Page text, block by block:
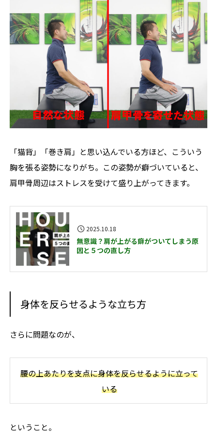
「猫背」「巻き肩」と思い込んでいる方ほど、こういう
胸を張る姿勢になりがち。この姿勢が癖づいていると、
肩甲骨周辺はストレスを受けて盛り上がってきます。
2025.10.18
無意識？肩が上がる癖がついてしまう原
因と５つの直し方
身体を反らせるような立ち方
さらに問題なのが、
腰の上あたりを支点に身体を反らせるように立って
いる
ということ。